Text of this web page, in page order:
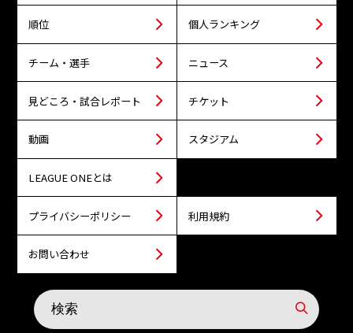
順位 個人ランキング
チーム・選手 ニュース
見どころ・試合レポート チケット
動画 スタジアム
LEAGUE ONEとは
プライバシーポリシー 利用規約
お問い合わせ